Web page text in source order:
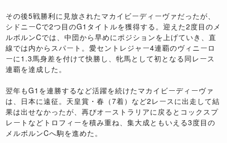
その後5戦勝利に見放されたマカイビーディーヴァだったが、
シドニーCで2つ目のG1タイトルを獲得する。迎えた2度目のメ
ルボルンCでは、中団から早めにポジションを上げていき、直
線では内からスパート。愛セントレジャー4連覇のヴィニーロ
ーに1.3馬身差を付けて快勝し、牝馬として初となる同レース
連覇を達成した。
翌年もG1を連勝するなど活躍を続けたマカイビーディーヴァ
は、日本に遠征。天皇賞・春（7着）など2レースに出走して結
果は出せなかったが、再びオーストラリアに戻るとコックスプ
レートなどトロフィーを積み重ね、集大成ともいえる3度目の
メルボルンCへ駒を進めた。